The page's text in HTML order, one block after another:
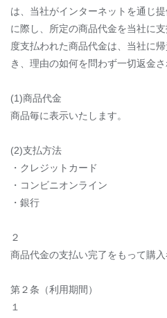
は、当社がインターネットを通じ
に際し、所定の商品代金を当社に
度支払われた商品代金は、当社に
き、理由の如何を問わず一切返金さ
(1)商品代金
商品毎に表示いたします。
(2)支払方法
・クレジットカード
・コンビニオンライン
・銀行
２
商品代金の支払い完了をもって購入
第２条（利用期間）
１